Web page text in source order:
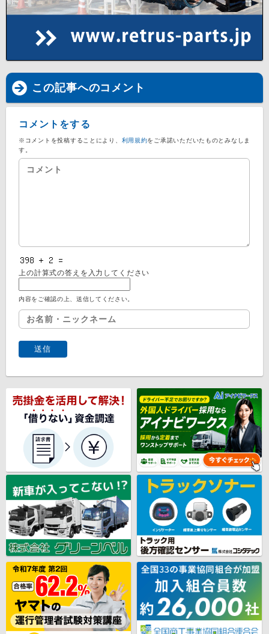
この記事へのコメント
コメントをする
※コメントを投稿することにより、 利用規約をご承諾いただいたものとみなしま
す。
上の計算式の答えを入力してください
内容をご確認の上、送信してください。